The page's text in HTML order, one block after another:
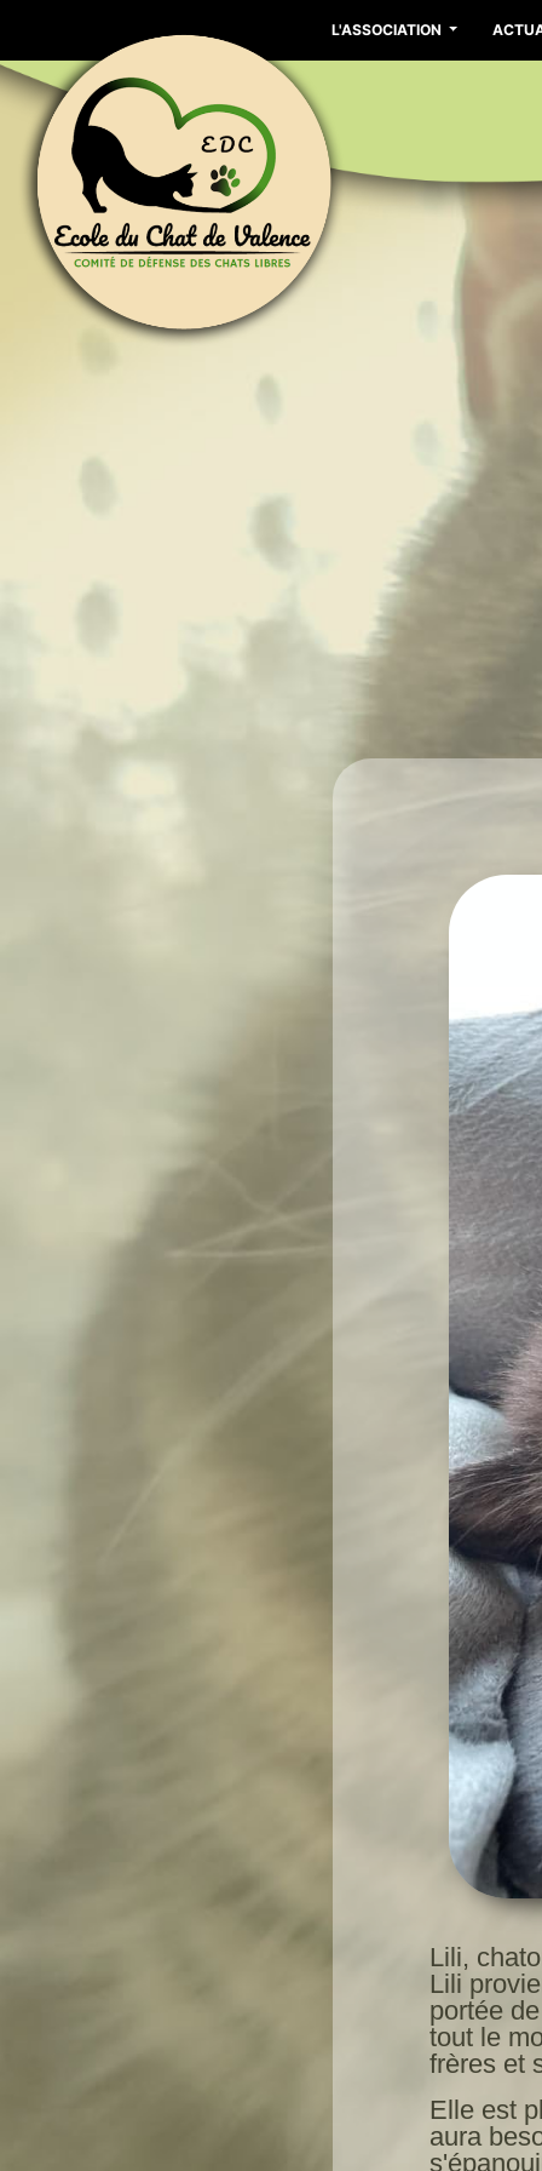
L'ASSOCIATION
Lili,
Lili
portée
tout le
frères et
Elle est
aura